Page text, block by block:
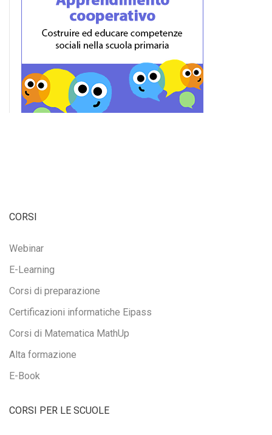
CORSI
Webinar
E-Learning
Corsi di preparazione
Certificazioni informatiche Eipass
Corsi di Matematica MathUp
Alta formazione
E-Book
CORSI PER LE SCUOLE